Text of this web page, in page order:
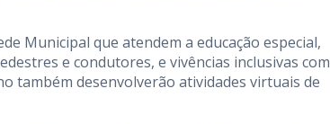
Municipal que atendem a educação especial,
e condutores, e vivências inclusivas com
também desenvolverão atividades virtuais de